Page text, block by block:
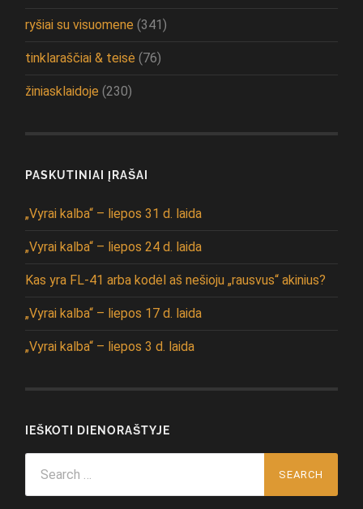
ryšiai su visuomene (341)
tinklaraščiai & teisė (76)
žiniasklaidoje (230)
PASKUTINIAI ĮRAŠAI
„Vyrai kalba“ – liepos 31 d. laida
„Vyrai kalba“ – liepos 24 d. laida
Kas yra FL-41 arba kodėl aš nešioju „rausvus“ akinius?
„Vyrai kalba“ – liepos 17 d. laida
„Vyrai kalba“ – liepos 3 d. laida
IEŠKOTI DIENORAŠTYJE
for: